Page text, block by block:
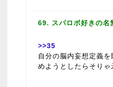
69. スパロボ好きの名
>>35
自分の脳内妄想定義
めようとしたらそりゃ